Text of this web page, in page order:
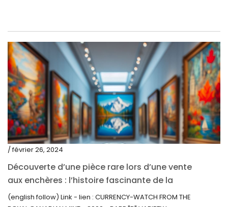
septembre 2020
juillet 2020
juin 2020
mai 2020
mars 2020
février 2020
décembre 2019
octobre 2019
septembre 2019
/ février 26, 2024
Découverte d’une pièce rare lors d’une vente
aux enchères : l’histoire fascinante de la
Monnaie-Montre de la Monnaie Royale du
(english follow) Link - lien : CURRENCY-WATCH FROM THE